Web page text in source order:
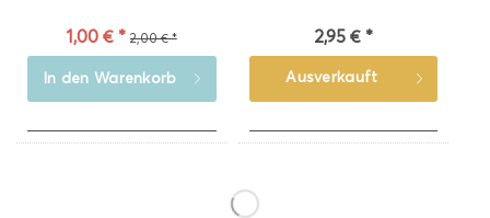
1,00 € * 2,00 € *
In den Warenkorb
2,95 € *
Ausverkauft